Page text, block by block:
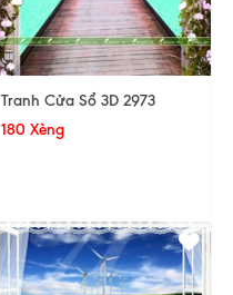
Tranh Cửa Sổ 3D 2973
180 Xèng